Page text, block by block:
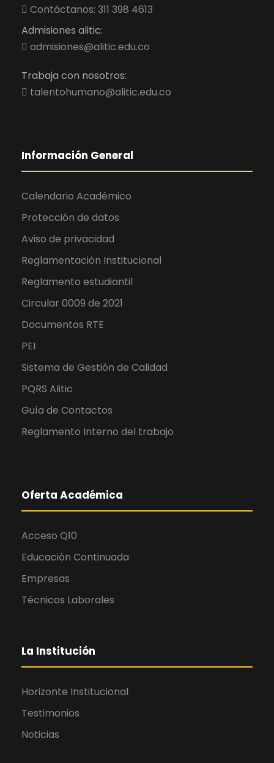
Contáctanos: 311 398 4613
Admisiones alitic:
admisiones@alitic.edu.co
Trabaja con nosotros:
talentohumano@alitic.edu.co
Información General
Calendario Académico
Protección de datos
Aviso de privacidad
Reglamentación Institucional
Reglamento estudiantil
Circular 0009 de 2021
Documentos RTE
PEI
Sistema de Gestión de Calidad
PQRS Alitic
Guía de Contactos
Reglamento Interno del trabajo
Oferta Académica
Acceso Q10
Educación Continuada
Empresas
Técnicos Laborales
La Institución
Horizonte Institucional
Testimonios
Noticias